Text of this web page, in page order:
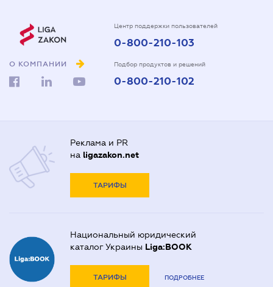
О КОМПАНИИ
Центр поддержки пользователей
0-800-210-103
Подбор продуктов и решений
0-800-210-102
Реклама и PR
на ligazakon.net
ТАРИФЫ
Национальный юридический
каталог Украины Liga:BOOK
ТАРИФЫ ПОДРОБНЕЕ